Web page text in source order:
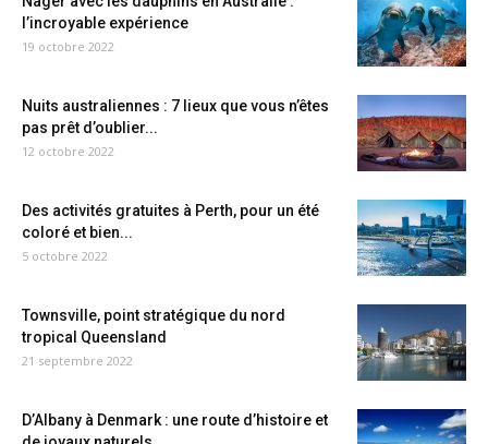
l’incroyable expérience
19 octobre 2022
Nuits australiennes : 7 lieux que vous n’êtes
pas prêt d’oublier...
12 octobre 2022
Des activités gratuites à Perth, pour un été
coloré et bien...
5 octobre 2022
Townsville, point stratégique du nord
tropical Queensland
21 septembre 2022
D’Albany à Denmark : une route d’histoire et